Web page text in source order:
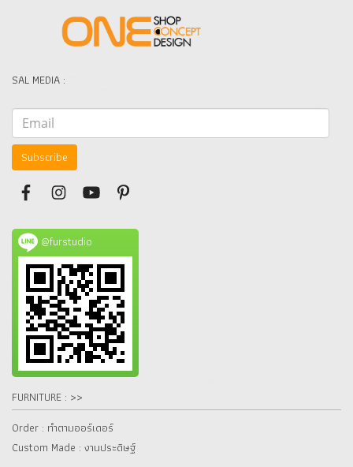
SAL MEDIA :
Subscribe
@furstudio
FURNITURE : >>
Order : ทำตามออร์เดอร์
Custom Made : งานประดิษฐ์